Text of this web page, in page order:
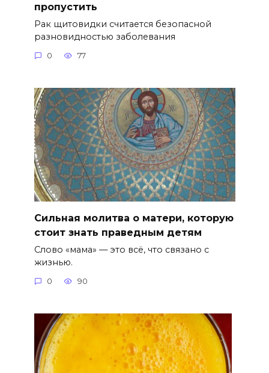
пропустить
Рак щитовидки считается безопасной
разновидностью заболевания
0 77
Сильная молитва о матери, которую
стоит знать праведным детям
Слово «мама» — это всё, что связано с
жизнью.
0 90